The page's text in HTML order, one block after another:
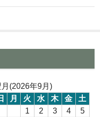
月(2026年9月)
月 火 水 木 金
土
1
2 3 4
5